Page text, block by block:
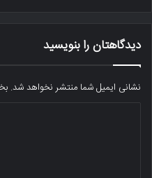
دیدگاهتان را بنویسید
نشانی ایمیل شما منتشر نخواهد شد.